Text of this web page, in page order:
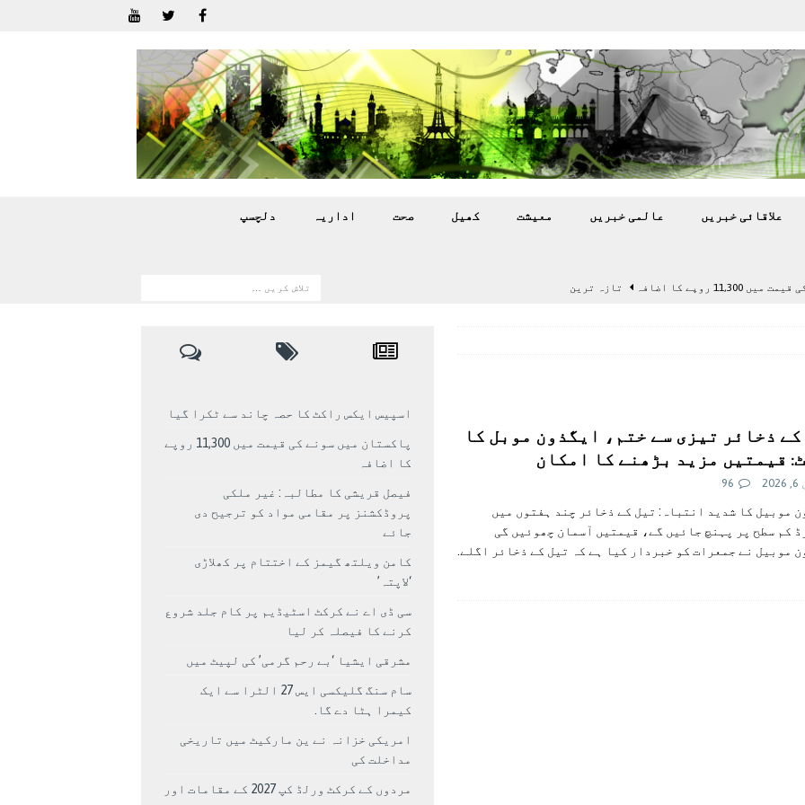
علاقائی خبريں عالمی خبريں معيشت کھيل صحت اداريہ دلچسپ
روپے کا اضافہ تازہ ترين
حصہ چاند سے ٹکرا گیا تازہ ترين
کے ذخائر تیزی سے ختم، ایگذون موبل کا
قیمتیں مزید بڑھنے کا امکان
96
موبیل کا شدید انتباہ: تیل کے ذخائر چند ہفتوں میں
کم سطح پر پہنچ جائیں گے، قیمتیں آسمان چھوئیں گی
موبیل نے جمعرات کو خبردار کیا ہے کہ تیل کے ذخائر اگلے.
اسپیس ایکس راکٹ کا حصہ چاند سے ٹکرا گیا
پاکستان میں سونے کی قیمت میں 11,300 روپے
کا اضافہ
فیصل قریشی کا مطالبہ: غیر ملکی
پروڈکشنز پر مقامی مواد کو ترجیح دی
جائے
کامن ویلتھ گیمز کے اختتام پر کھلاڑی
‘لاپتہ’
سی ڈی اے نے کرکٹ اسٹیڈیم پر کام جلد شروع
کرنے کا فیصلہ کر لیا
مشرقی ایشیا ‘بے رحم گرمی’ کی لپیٹ میں
سام سنگ گلیکسی ایس 27 الٹرا سے ایک
کیمرا ہٹا دے گا.
امریکی خزانہ نے ین مارکیٹ میں تاریخی
مداخلت کی
مردوں کے کرکٹ ورلڈ کپ 2027 کے مقامات اور